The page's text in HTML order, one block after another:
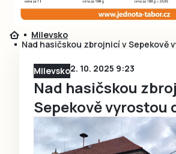
Ještě nemám účet, chci se
Milevsko
Nad hasičskou zbrojnicí v Sepekově
Milevsko2. 10. 2025 9:23
Nad hasičskou
Sepekově vyrostou